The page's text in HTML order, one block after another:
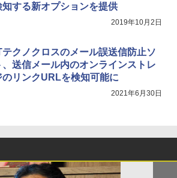
知する新オプションを提供
2019年10月2日
テクノクロスのメール誤送信防止ソ
、送信メール内のオンラインストレ
のリンクURLを検知可能に
2021年6月30日